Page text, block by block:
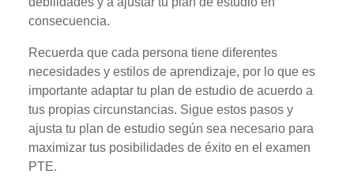
consecuencia.
Recuerda que cada persona tiene diferentes
necesidades y estilos de aprendizaje, por lo que es
importante adaptar tu plan de estudio de acuerdo a
tus propias circunstancias. Sigue estos pasos y
ajusta tu plan de estudio según sea necesario para
maximizar tus posibilidades de éxito en el examen
PTE.